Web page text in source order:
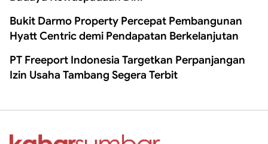
Bukit Darmo Property Percepat Pembangunan
Hyatt Centric demi Pendapatan Berkelanjutan
PT Freeport Indonesia Targetkan Perpanjangan
Izin Usaha Tambang Segera Terbit